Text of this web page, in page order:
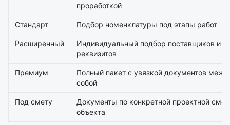
проработкой
Стандарт Подбор номенклатуры под этапы работ
Расширенный
Индивидуальный подбор поставщиков и
реквизитов
Премиум
Полный пакет с увязкой документов
собой
Под смету
Документы по конкретной проектной
объекта